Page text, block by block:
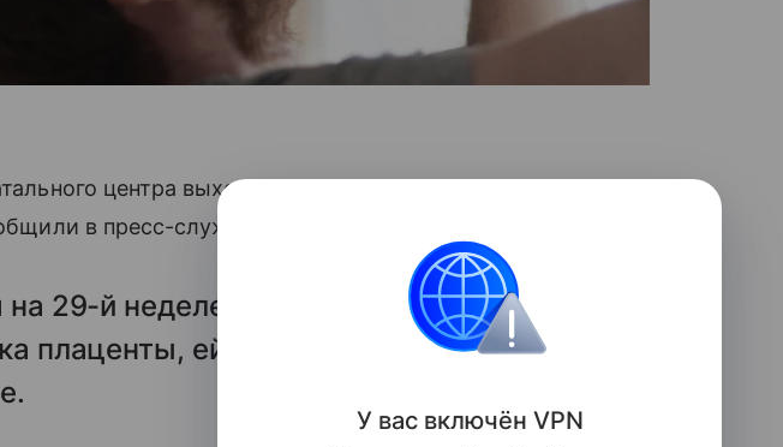
центра выходили мальчика, которыйродился
в пресс-службе медицинского учреждения.
29-й неделе беременности: у его матери
плаценты, ей провели экстренное
У вас включён VPN